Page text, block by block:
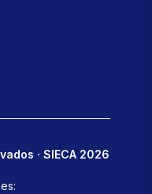
· SIECA 2026